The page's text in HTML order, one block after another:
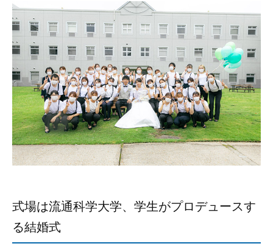
式場は流通科学大学、学生がプロデュースす
る結婚式